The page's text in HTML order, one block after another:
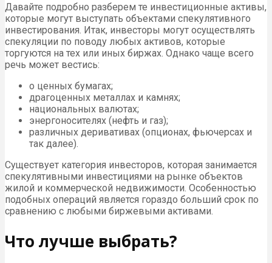
Давайте подробно разберем те инвестиционные активы,
которые могут выступать объектами спекулятивного
инвестирования. Итак, инвесторы могут осуществлять
спекуляции по поводу любых активов, которые
торгуются на тех или иных биржах. Однако чаще всего
речь может вестись:
о ценных бумагах;
драгоценных металлах и камнях;
национальных валютах;
энергоносителях (нефть и газ);
различных деривативах (опционах, фьючерсах и
так далее).
Существует категория инвесторов, которая занимается
спекулятивными инвестициями на рынке объектов
жилой и коммерческой недвижимости. Особенностью
подобных операций является гораздо больший срок по
сравнению с любыми биржевыми активами.
Что лучше выбрать?